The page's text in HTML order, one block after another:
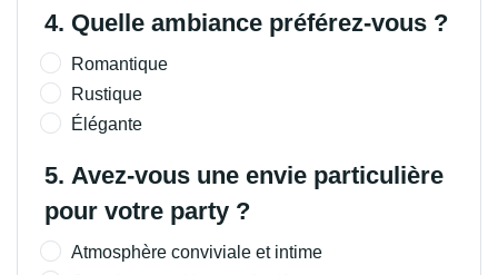
Romantique
5. Avez-vous une envie particulière
pour votre party ?
Atmosphère conviviale et intime
Quelque chose de subtil et naturel